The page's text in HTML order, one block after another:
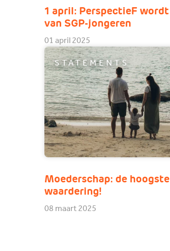
1 april: PerspectieF
van SGP-jongeren
01 april 2025
STATEMENTS
Moederschap: de hoogste
waardering!
08 maart 2025